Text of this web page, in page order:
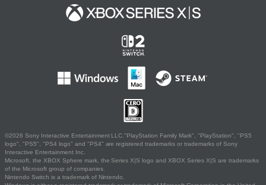
©2026 Sony Interactive Entertainment LLC."PlayStation Family Mark", "PlayStation", "PS5
logo", "PS5", "PS4 logo" and "PS4" are registered trademarks or trademarks of Sony
Interactive Entertainment Inc.
Microsoft, the XBOX Sphere mark, the Series X|S logo and XBOX Series X|S are trademarks
of the Microsoft group of companies.
Nintendo Switch is a trademark of Nintendo.